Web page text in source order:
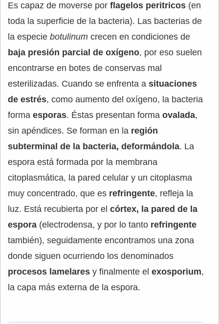
Es capaz de moverse por flagelos peritricos (en
toda la superficie de la bacteria). Las bacterias de
la especie botulinum crecen en condiciones de
baja presión parcial de oxígeno, por eso suelen
encontrarse en botes de conservas mal
esterilizadas. Cuando se enfrenta a situaciones
de estrés, como aumento del oxígeno, la bacteria
forma esporas. Éstas presentan forma ovalada,
sin apéndices. Se forman en la región
subterminal de la bacteria, deformándola. La
espora está formada por la membrana
citoplasmática, la pared celular y un citoplasma
muy concentrado, que es refringente, refleja la
luz. Está recubierta por el córtex, la pared de la
espora (electrodensa, y por lo tanto refringente
también), seguidamente encontramos una zona
donde siguen ocurriendo los denominados
procesos lamelares y finalmente el exosporium,
la capa más externa de la espora.